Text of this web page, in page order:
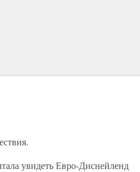
увидеть Евро-Диснейленд